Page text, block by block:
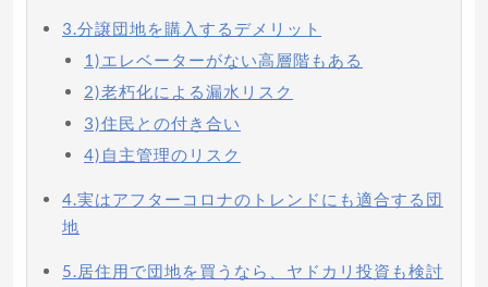
3.分譲団地を購入するデメリット
1)エレベーターがない高層階もある
2)老朽化による漏水リスク
3)住民との付き合い
4)自主管理のリスク
4.実はアフターコロナのトレンドにも適合する団
地
5.居住用で団地を買うなら、ヤドカリ投資も検討